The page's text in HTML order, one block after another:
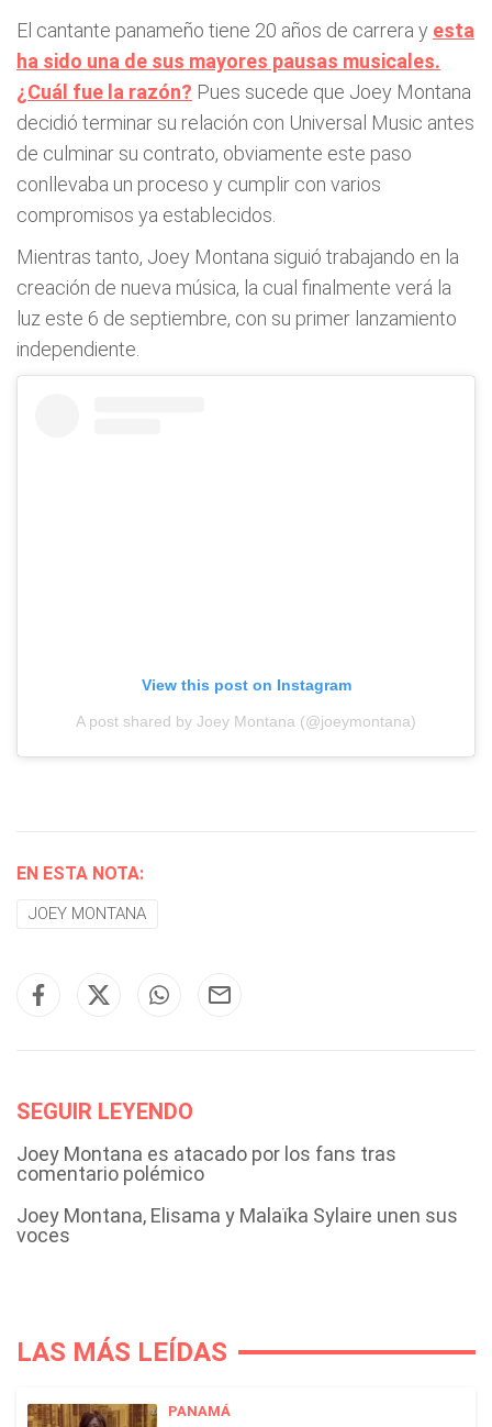
El cantante panameño tiene 20 años de carrera y esta
ha sido una de sus mayores pausas musicales.
¿Cuál fue la razón? Pues sucede que Joey Montana
decidió terminar su relación con Universal Music antes
de culminar su contrato, obviamente este paso
conllevaba un proceso y cumplir con varios
compromisos ya establecidos.
Mientras tanto, Joey Montana siguió trabajando en la
creación de nueva música, la cual finalmente verá la
luz este 6 de septiembre, con su primer lanzamiento
independiente.
View this post on Instagram
A post shared by Joey Montana (@joeymontana)
EN ESTA NOTA:
JOEY MONTANA
SEGUIR LEYENDO
Joey Montana es atacado por los fans tras
comentario polémico
Joey Montana, Elisama y Malaïka Sylaire unen sus
voces
LAS MÁS LEÍDAS
PANAMÁ